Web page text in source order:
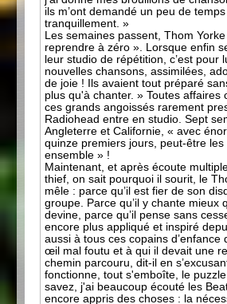
ils m’ont demandé un peu de
tranquillement. »
Les semaines passent, Thom
reprendre à zéro ». Lorsque enfin
leur studio de répétition, c’est pour
nouvelles chansons, assimilées,
de joie ! Ils avaient tout préparé
plus qu'à chanter. » Toutes
ces grands angoissés rarement
Radiohead entre en studio. Sept
Angleterre et Californie, « avec
quinze premiers jours, peut-être
ensemble » !
Maintenant, et après écoute
thief, on sait pourquoi il sourit, le
mêle : parce qu’il est fier de son
groupe. Parce qu’il y chante mieux
devine, parce qu’il pense sans
encore plus appliqué et inspiré
aussi à tous ces copains
œil mal foutu et à qui il devait une
chemin parcouru, dit-il en
fonctionne, tout s'emboîte, le
savez, j'ai beaucoup écouté les
encore appris des choses : la